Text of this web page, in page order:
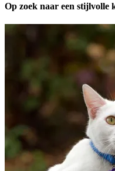
Op zoek naar een stijlvolle